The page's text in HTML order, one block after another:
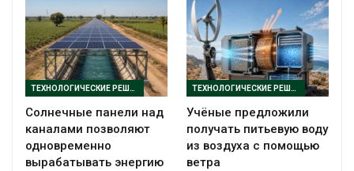
ТЕХНОЛОГИЧЕСКИЕ РЕШЕНИЯ
Солнечные панели над
каналами позволяют
одновременно
вырабатывать энергию
ТЕХНОЛОГИЧЕСКИЕ РЕШЕНИЯ
Учёные предложили
получать питьевую воду
из воздуха с помощью
ветра